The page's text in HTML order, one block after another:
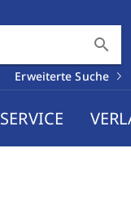
search
Erweiterte Suche
SERVICE